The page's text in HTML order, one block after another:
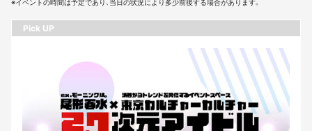
※イベントの時間は予定であり、当日の状況により多少前後する場合があります。
Pick UP